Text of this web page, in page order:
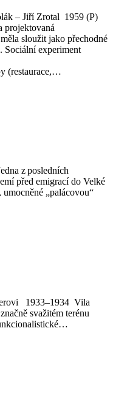
– Jiří Zrotal 1959 (P)
sloužit jako přechodné
Sociální experiment
(restaurace,…
z posledních
před emigrací do Velké
„palácovou“
1933–1934 Vila
svažitém terénu